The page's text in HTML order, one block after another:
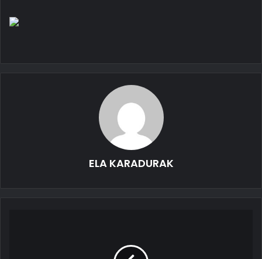
ELA KARADURAK